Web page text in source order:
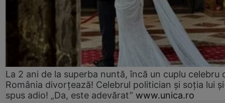
La 2 ani de la superba nuntă, încă un cuplu celebru
România divorțează! Celebrul politician și soția lui
spus adio! „Da, este adevărat” www.unica.ro